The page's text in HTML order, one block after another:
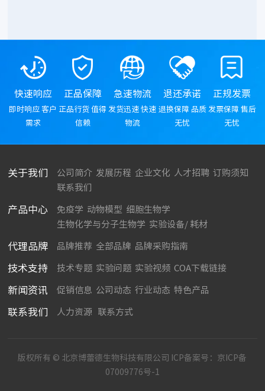
快速响应
即时响应 客户
需求
正品保障
正品行货 值得
信赖
急速物流
发货迅速 快速
物流
退还承诺
退换保障 品质
无忧
正规发票
发票保障 售后
无忧
关于我们 公司简介 发展历程 企业文化 人才招聘 订购须知
联系我们
产品中心 免疫学 动物模型 细胞生物学
生物化学与分子生物学 实验设备/ 耗材
代理品牌 品牌推荐 全部品牌 品牌采购指南
技术支持 技术专题 实验问题 实验视频 COA下载链接
新闻资讯 促销信息 公司动态 行业动态 特色产品
联系我们 人力资源 联系方式
版权所有 © 北京博蕾德生物科技有限公司 ICP备案号： 京ICP备
07009776号-1